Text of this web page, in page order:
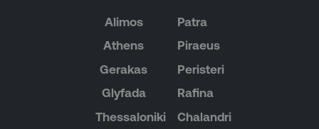
Alimos
Athens
Gerakas
Glyfada
Thessaloniki
Patra
Piraeus
Peristeri
Rafina
Chalandri